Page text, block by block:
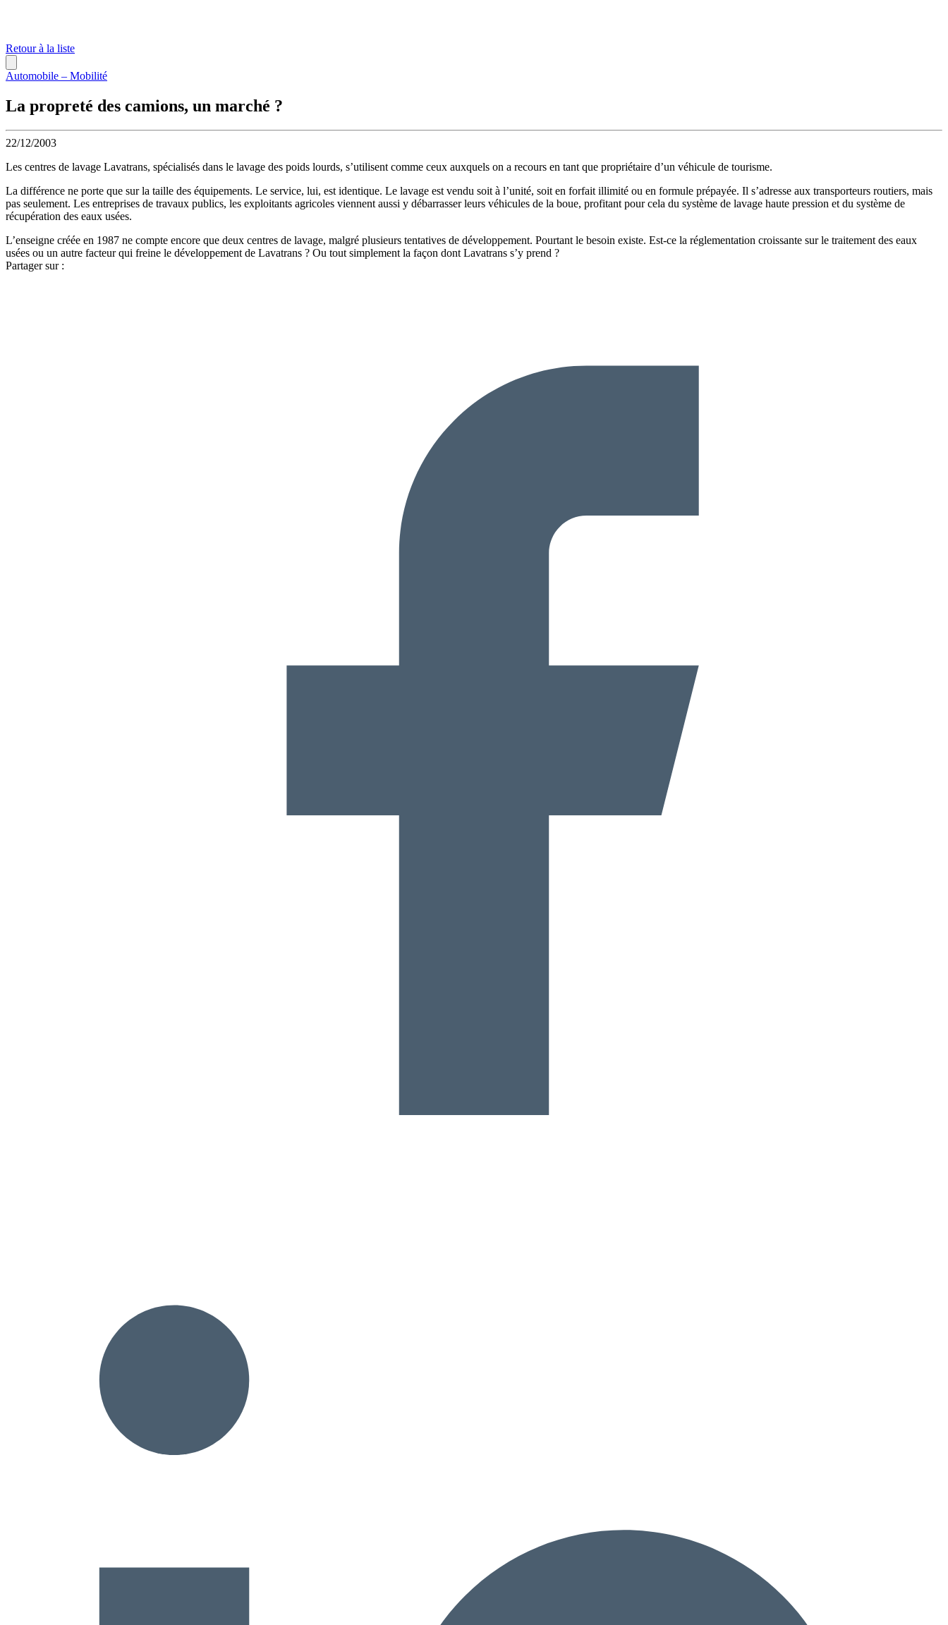
Retour à la liste
Automobile – Mobilité
La propreté des camions, un marché ?
22/12/2003
Les centres de lavage Lavatrans, spécialisés dans le lavage des poids lourds, s’utilisent comme ceux auxquels on a recours en tant que propriétaire d’un véhicule de tourisme.
La différence ne porte que sur la taille des équipements. Le service, lui, est identique. Le lavage est vendu soit à l’unité, soit en forfait illimité ou en formule prépayée. Il s’adresse aux transporteurs routiers, mais
pas seulement. Les entreprises de travaux publics, les exploitants agricoles viennent aussi y débarrasser leurs véhicules de la boue, profitant pour cela du système de lavage haute pression et du système de
récupération des eaux usées.
L’enseigne créée en 1987 ne compte encore que deux centres de lavage, malgré plusieurs tentatives de développement. Pourtant le besoin existe. Est-ce la réglementation croissante sur le traitement des eaux
usées ou un autre facteur qui freine le développement de Lavatrans ? Ou tout simplement la façon dont Lavatrans s’y prend ?
Partager sur :